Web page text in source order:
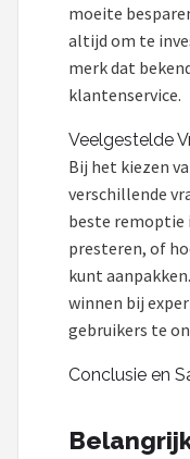
moeite
altijd om te
merk dat
klantenservice.
Veelgestelde
Bij het kiezen
verschillende
beste remoptie
presteren, of
kunt
winnen bij
gebruikers te
Conclusie en